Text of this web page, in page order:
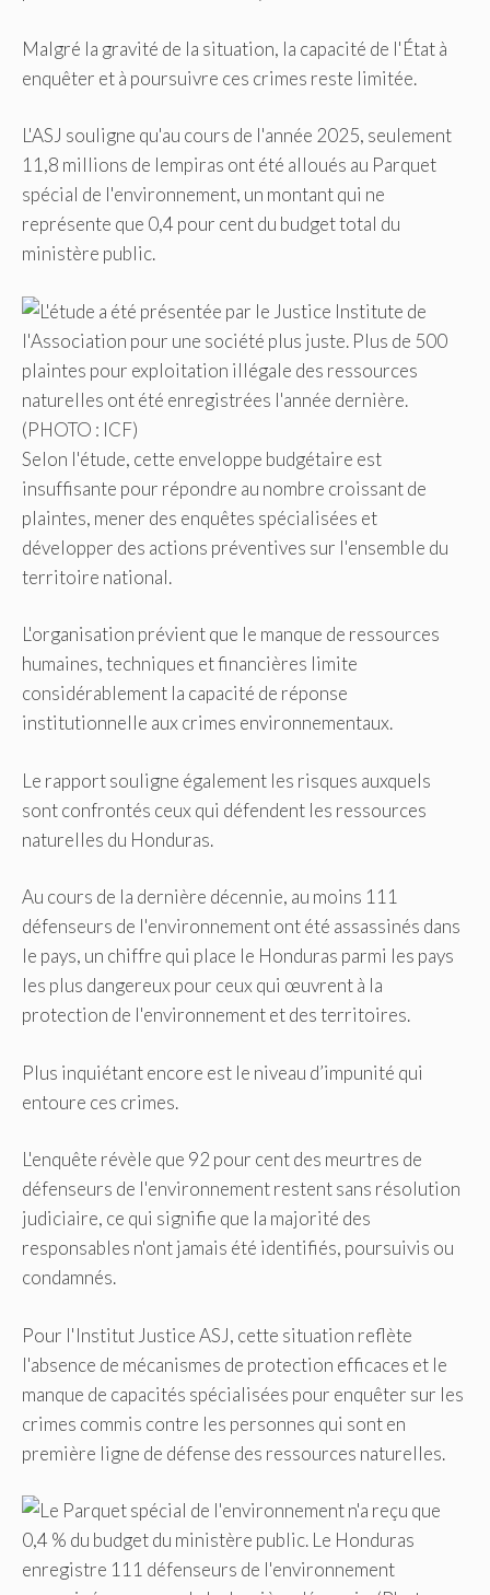
Malgré la gravité de la situation, la capacité de l'État à
enquêter et à poursuivre ces crimes reste limitée.
L'ASJ souligne qu'au cours de l'année 2025, seulement
11,8 millions de lempiras ont été alloués au Parquet
spécial de l'environnement, un montant qui ne
représente que 0,4 pour cent du budget total du
ministère public.
Selon l'étude, cette enveloppe budgétaire est
insuffisante pour répondre au nombre croissant de
plaintes, mener des enquêtes spécialisées et
développer des actions préventives sur l'ensemble du
territoire national.
L'organisation prévient que le manque de ressources
humaines, techniques et financières limite
considérablement la capacité de réponse
institutionnelle aux crimes environnementaux.
Le rapport souligne également les risques auxquels
sont confrontés ceux qui défendent les ressources
naturelles du Honduras.
Au cours de la dernière décennie, au moins 111
défenseurs de l'environnement ont été assassinés dans
le pays, un chiffre qui place le Honduras parmi les pays
les plus dangereux pour ceux qui œuvrent à la
protection de l'environnement et des territoires.
Plus inquiétant encore est le niveau d’impunité qui
entoure ces crimes.
L'enquête révèle que 92 pour cent des meurtres de
défenseurs de l'environnement restent sans résolution
judiciaire, ce qui signifie que la majorité des
responsables n'ont jamais été identifiés, poursuivis ou
condamnés.
Pour l'Institut Justice ASJ, cette situation reflète
l'absence de mécanismes de protection efficaces et le
manque de capacités spécialisées pour enquêter sur les
crimes commis contre les personnes qui sont en
première ligne de défense des ressources naturelles.